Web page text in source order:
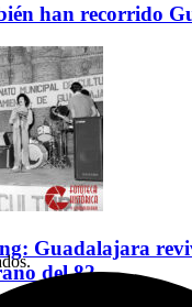
han recorrido
Guadalajara
del 82